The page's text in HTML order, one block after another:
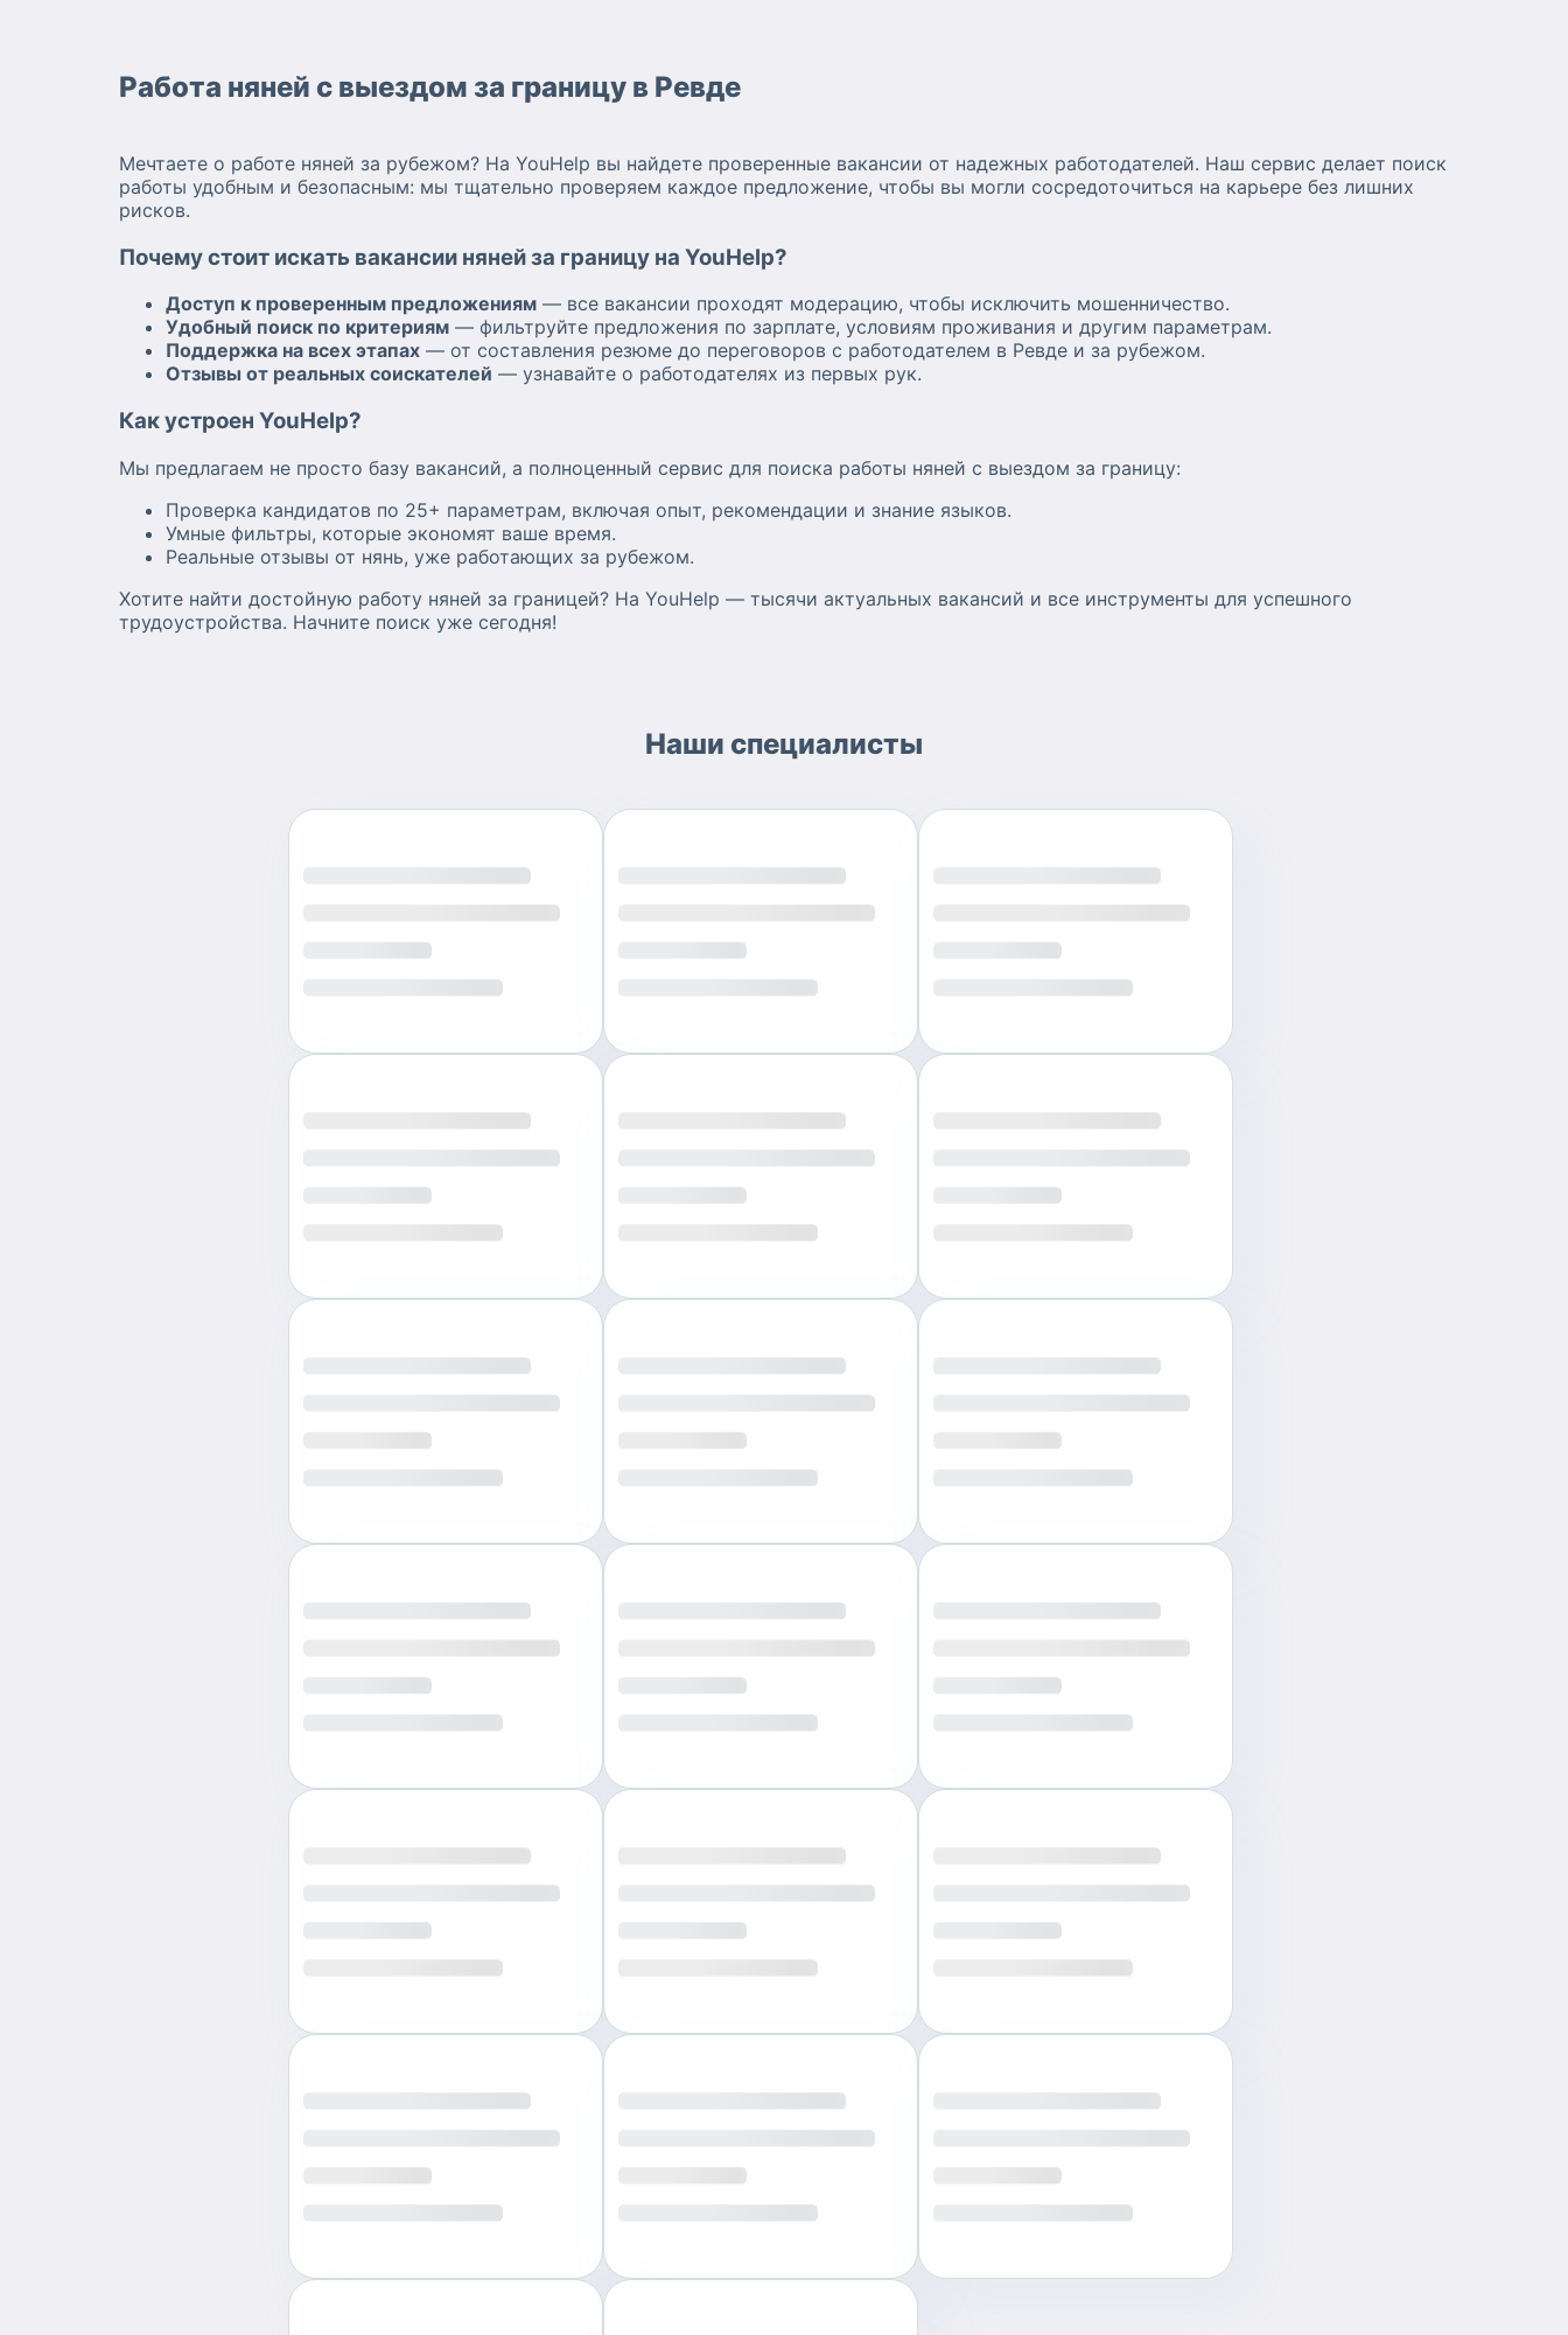
Работа няней с выездом за границу в Ревде
Мечтаете о работе няней за рубежом? На YouHelp вы найдете проверенные вакансии от надежных работодателей. Наш сервис делает поиск
работы удобным и безопасным: мы тщательно проверяем каждое предложение, чтобы вы могли сосредоточиться на карьере без лишних
рисков.
Почему стоит искать вакансии няней за границу на YouHelp?
Доступ к проверенным предложениям — все вакансии проходят модерацию, чтобы исключить мошенничество.
Удобный поиск по критериям — фильтруйте предложения по зарплате, условиям проживания и другим параметрам.
Поддержка на всех этапах — от составления резюме до переговоров с работодателем в Ревде и за рубежом.
Отзывы от реальных соискателей — узнавайте о работодателях из первых рук.
Как устроен YouHelp?
Мы предлагаем не просто базу вакансий, а полноценный сервис для поиска работы няней с выездом за границу:
Проверка кандидатов по 25+ параметрам, включая опыт, рекомендации и знание языков.
Умные фильтры, которые экономят ваше время.
Реальные отзывы от нянь, уже работающих за рубежом.
Хотите найти достойную работу няней за границей? На YouHelp — тысячи актуальных вакансий и все инструменты для успешного
трудоустройства. Начните поиск уже сегодня!
Наши специалисты